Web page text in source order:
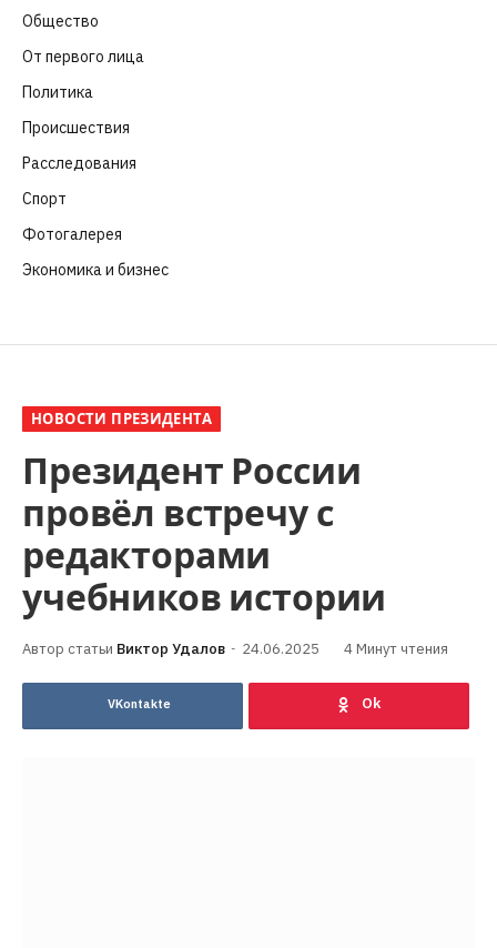
Общество
От первого лица
Политика
Происшествия
Расследования
Спорт
Фотогалерея
Экономика и бизнес
НОВОСТИ ПРЕЗИДЕНТА
Президент России
провёл встречу с
редакторами
учебников истории
Виктор Удалов 24.06.2025 4 Минут чтения
VKontakte